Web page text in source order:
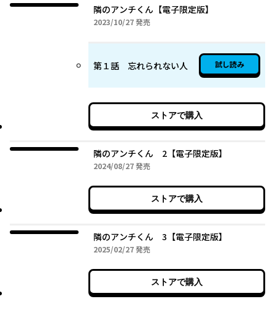
隣のアンチくん【電子限定版】
2023/10/272023年10月27日
発売
第１話 忘れられない人 試し読み
ストアで購入
隣のアンチくん 2【電子限定版】
2024/08/272024年08月27日
発売
ストアで購入
隣のアンチくん 3【電子限定版】
2025/02/272025年02月27日
発売
ストアで購入